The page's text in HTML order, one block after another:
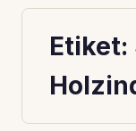
Etiket: